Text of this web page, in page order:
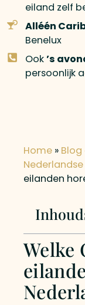
eiland zelf
Alléén
Benelux
Ook’s
persoonlijk
Home »
eilanden
Welke